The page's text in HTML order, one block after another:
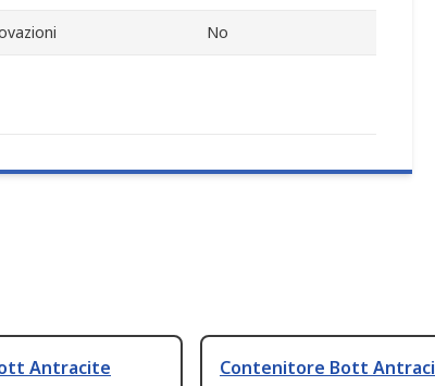
No
Antracite
Contenitore Bott